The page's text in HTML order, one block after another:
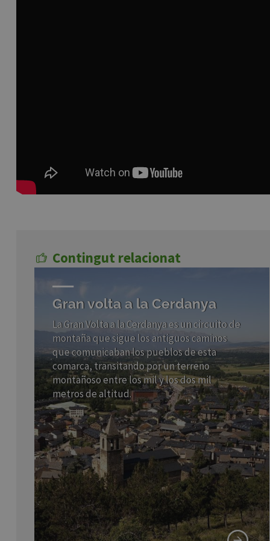
Contingut relacionat
Gran volta a la Cerdanya
La Gran Volta a la Cerdanya es un circuito de
montaña que sigue los antiguos caminos
que comunicaban los pueblos de esta
comarca, transitando por un terreno
montañoso entre los mil y los dos mil
metros de altitud.